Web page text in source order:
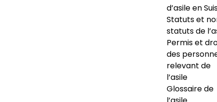
d’asile en
Statuts et
statuts de
Permis et
des
relevant de
l’asile
Glossaire de